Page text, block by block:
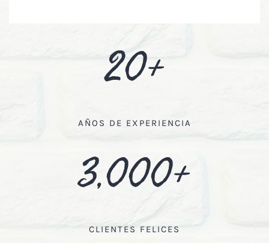
20+
AÑOS DE EXPERIENCIA
3,000+
CLIENTES FELICES